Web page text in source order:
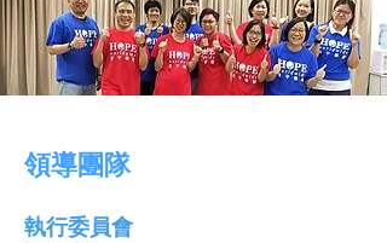
領導團隊
執行委員會